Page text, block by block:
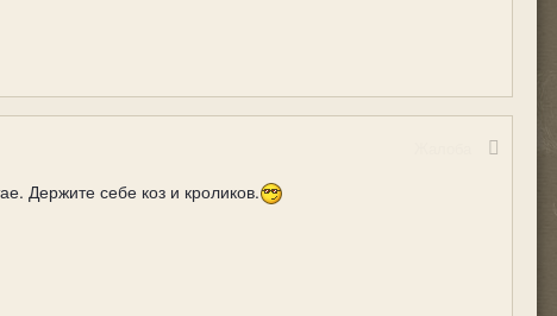
Держите себе коз и кроликов.